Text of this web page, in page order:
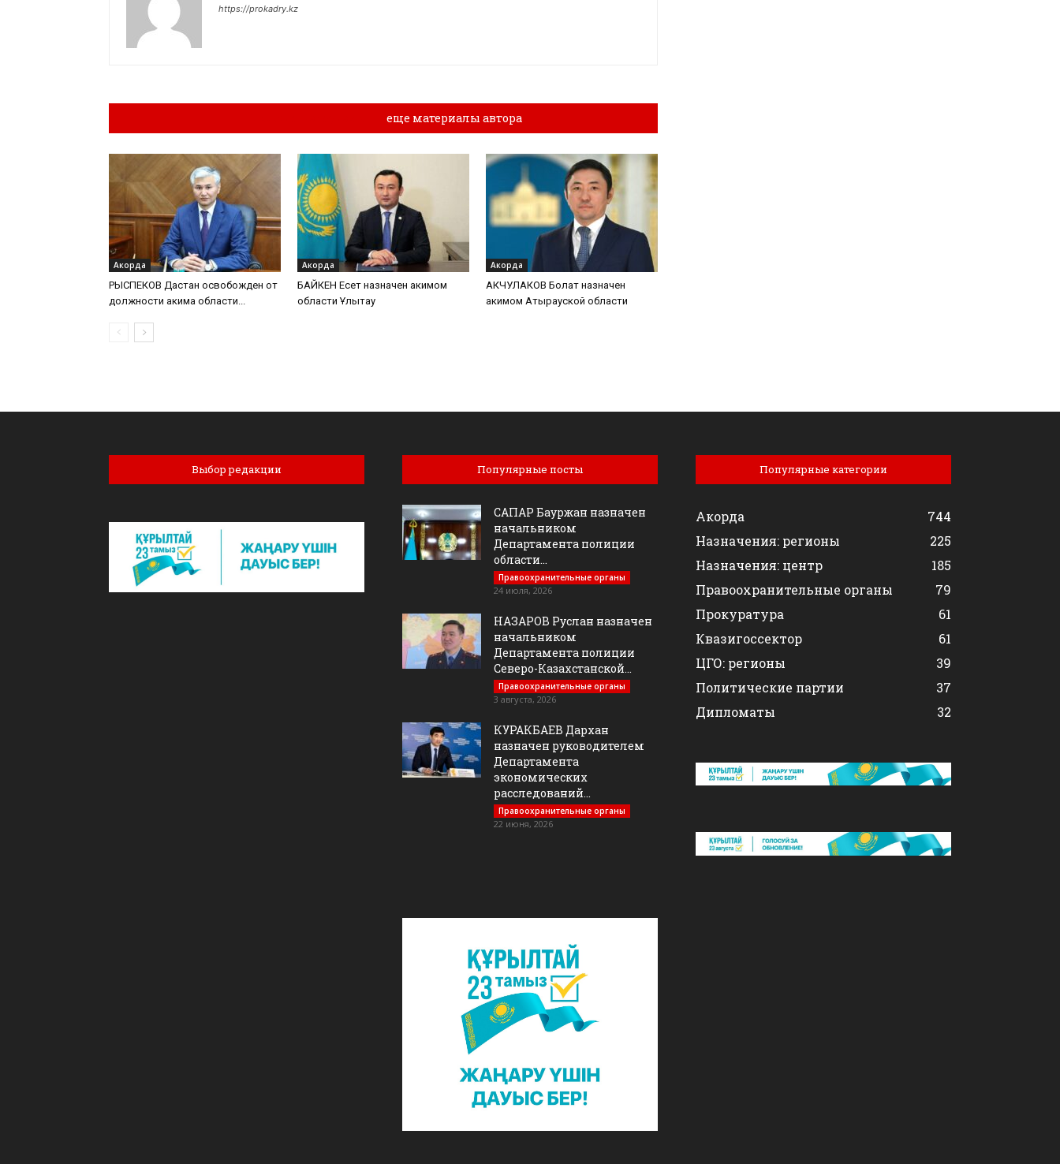
https://prokadry.kz
еще материалы автора
Акорда
РЫСПЕКОВ Дастан освобожден от
должности акима области...
Акорда
БАЙКЕН Есет назначен акимом
области Ұлытау
Акорда
АКЧУЛАКОВ Болат назначен
акимом Атырауской области
Выбор редакции Популярные посты
САПАР Бауржан назначен
начальником
Департамента полиции
области...
Правоохранительные органы
24 июля, 2026
НАЗАРОВ Руслан назначен
начальником
Департамента полиции
Северо-Казахстанской...
Правоохранительные органы
3 августа, 2026
КУРАКБАЕВ Дархан
назначен руководителем
Департамента
экономических
расследований...
Правоохранительные органы
22 июня, 2026
Популярные категории
Акорда
744
Назначения: регионы
225
Назначения: центр
185
Правоохранительные органы
79
Прокуратура
61
Квазигоссектор
61
ЦГО: регионы
39
Политические партии
37
Дипломаты
32